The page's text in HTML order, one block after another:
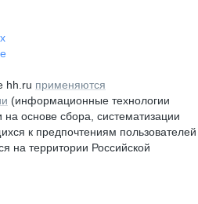
hh.ru применяются
(информационные технологии
основе сбора, систематизации
к предпочтениям пользователей
на территории Российской